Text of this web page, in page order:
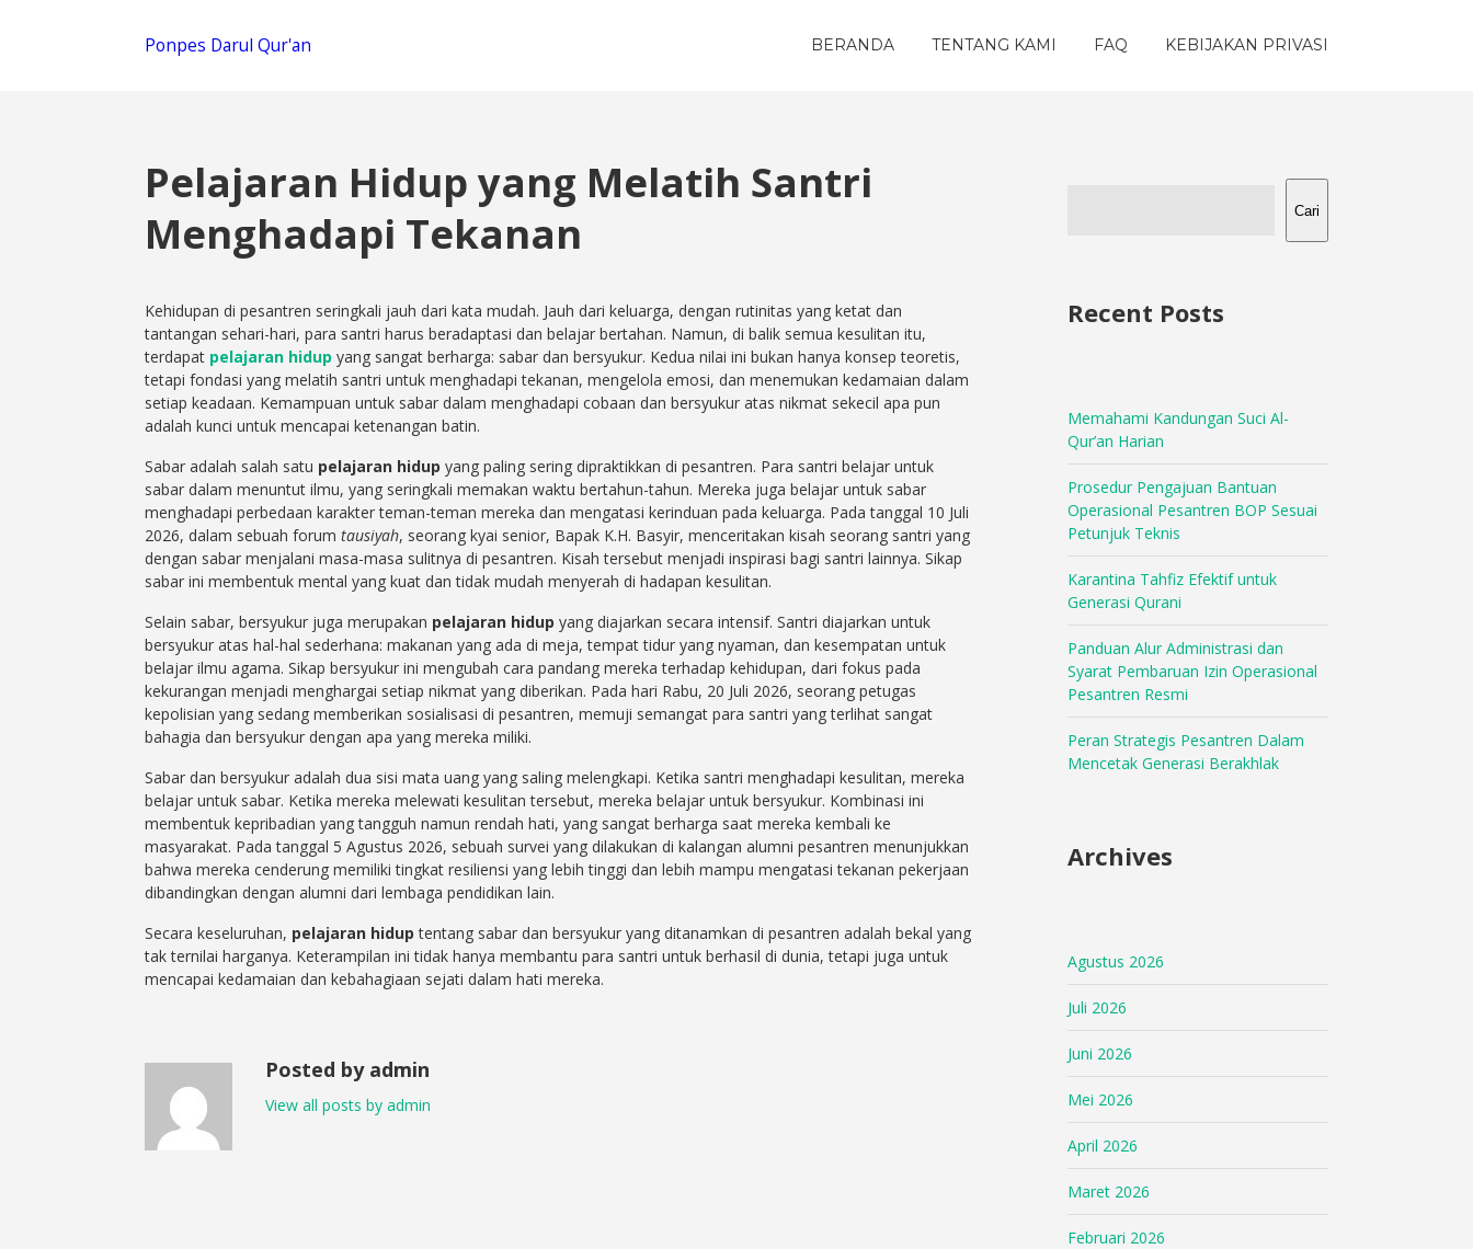
Ponpes Darul Qur'an BERANDA TENTANG KAMI FAQ KEBIJAKAN PRIVASI
Pelajaran Hidup yang Melatih Santri
Menghadapi Tekanan
Kehidupan di pesantren seringkali jauh dari kata mudah. Jauh dari keluarga, dengan rutinitas yang ketat dan
tantangan sehari-hari, para santri harus beradaptasi dan belajar bertahan. Namun, di balik semua kesulitan itu,
terdapat pelajaran hidup yang sangat berharga: sabar dan bersyukur. Kedua nilai ini bukan hanya konsep teoretis,
tetapi fondasi yang melatih santri untuk menghadapi tekanan, mengelola emosi, dan menemukan kedamaian dalam
setiap keadaan. Kemampuan untuk sabar dalam menghadapi cobaan dan bersyukur atas nikmat sekecil apa pun
adalah kunci untuk mencapai ketenangan batin.
Sabar adalah salah satu pelajaran hidup yang paling sering dipraktikkan di pesantren. Para santri belajar untuk
sabar dalam menuntut ilmu, yang seringkali memakan waktu bertahun-tahun. Mereka juga belajar untuk sabar
menghadapi perbedaan karakter teman-teman mereka dan mengatasi kerinduan pada keluarga. Pada tanggal 10 Juli
2026, dalam sebuah forum tausiyah, seorang kyai senior, Bapak K.H. Basyir, menceritakan kisah seorang santri yang
dengan sabar menjalani masa-masa sulitnya di pesantren. Kisah tersebut menjadi inspirasi bagi santri lainnya. Sikap
sabar ini membentuk mental yang kuat dan tidak mudah menyerah di hadapan kesulitan.
Selain sabar, bersyukur juga merupakan pelajaran hidup yang diajarkan secara intensif. Santri diajarkan untuk
bersyukur atas hal-hal sederhana: makanan yang ada di meja, tempat tidur yang nyaman, dan kesempatan untuk
belajar ilmu agama. Sikap bersyukur ini mengubah cara pandang mereka terhadap kehidupan, dari fokus pada
kekurangan menjadi menghargai setiap nikmat yang diberikan. Pada hari Rabu, 20 Juli 2026, seorang petugas
kepolisian yang sedang memberikan sosialisasi di pesantren, memuji semangat para santri yang terlihat sangat
bahagia dan bersyukur dengan apa yang mereka miliki.
Sabar dan bersyukur adalah dua sisi mata uang yang saling melengkapi. Ketika santri menghadapi kesulitan, mereka
belajar untuk sabar. Ketika mereka melewati kesulitan tersebut, mereka belajar untuk bersyukur. Kombinasi ini
membentuk kepribadian yang tangguh namun rendah hati, yang sangat berharga saat mereka kembali ke
masyarakat. Pada tanggal 5 Agustus 2026, sebuah survei yang dilakukan di kalangan alumni pesantren menunjukkan
bahwa mereka cenderung memiliki tingkat resiliensi yang lebih tinggi dan lebih mampu mengatasi tekanan pekerjaan
dibandingkan dengan alumni dari lembaga pendidikan lain.
Secara keseluruhan, pelajaran hidup tentang sabar dan bersyukur yang ditanamkan di pesantren adalah bekal yang
tak ternilai harganya. Keterampilan ini tidak hanya membantu para santri untuk berhasil di dunia, tetapi juga untuk
mencapai kedamaian dan kebahagiaan sejati dalam hati mereka.
Posted by admin
View all posts by admin
Cari
Recent Posts
Memahami Kandungan Suci Al-
Qur’an Harian
Prosedur Pengajuan Bantuan
Operasional Pesantren BOP Sesuai
Petunjuk Teknis
Karantina Tahfiz Efektif untuk
Generasi Qurani
Panduan Alur Administrasi dan
Syarat Pembaruan Izin Operasional
Pesantren Resmi
Peran Strategis Pesantren Dalam
Mencetak Generasi Berakhlak
Archives
Agustus 2026
Juli 2026
Juni 2026
Mei 2026
April 2026
Maret 2026
Februari 2026